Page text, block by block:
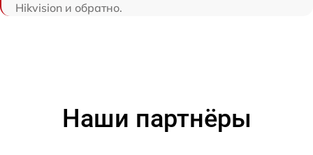
Hikvision и обратно.
Наши партнёры